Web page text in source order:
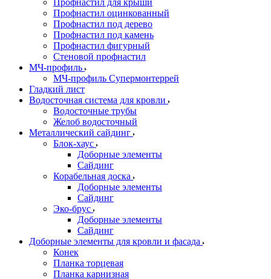
Профнастил для крыши
Профнастил оцинкованный
Профнастил под дерево
Профнастил под камень
Профнастил фигурный
Стеновой профнастил
МЧ-профиль
МЧ-профиль Супермонтеррей
Гладкий лист
Водосточная система для кровли
Водосточные трубы
Желоб водосточный
Металлический сайдинг
Блок-хаус
Доборные элементы
Сайдинг
Корабельная доска
Доборные элементы
Сайдинг
Эко-брус
Доборные элементы
Сайдинг
Доборные элементы для кровли и фасада
Конек
Планка торцевая
Планка карнизная